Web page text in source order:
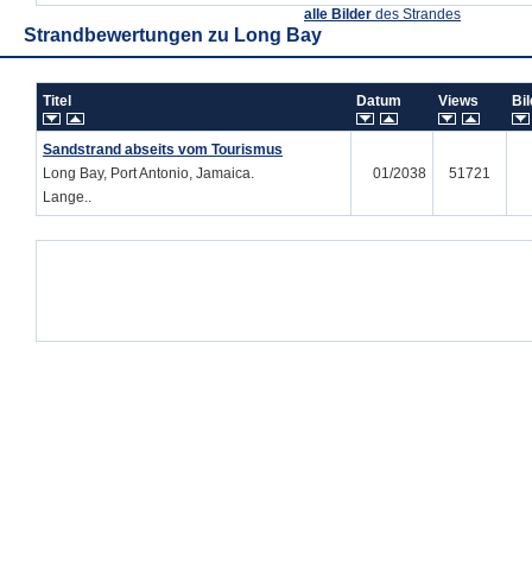
alle Bilder des Strandes
Strandbewertungen zu Long Bay
Titel Datum Views
Sandstrand abseits vom Tourismus
Long Bay, Port Antonio, Jamaica.
Lange..
01/2038 51721